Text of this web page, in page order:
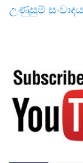
උණුසුම්